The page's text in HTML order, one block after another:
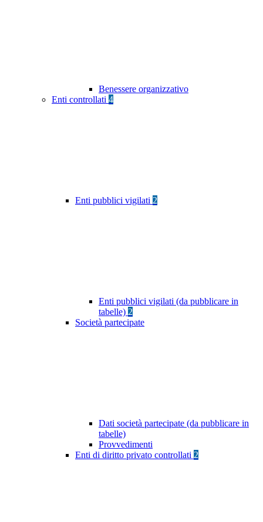
Benessere organizzativo
Enti controllati 4
Enti pubblici vigilati 2
Enti pubblici vigilati (da pubblicare in
tabelle) 2
Società partecipate
Dati società partecipate (da pubblicare in
tabelle)
Provvedimenti
Enti di diritto privato controllati 2